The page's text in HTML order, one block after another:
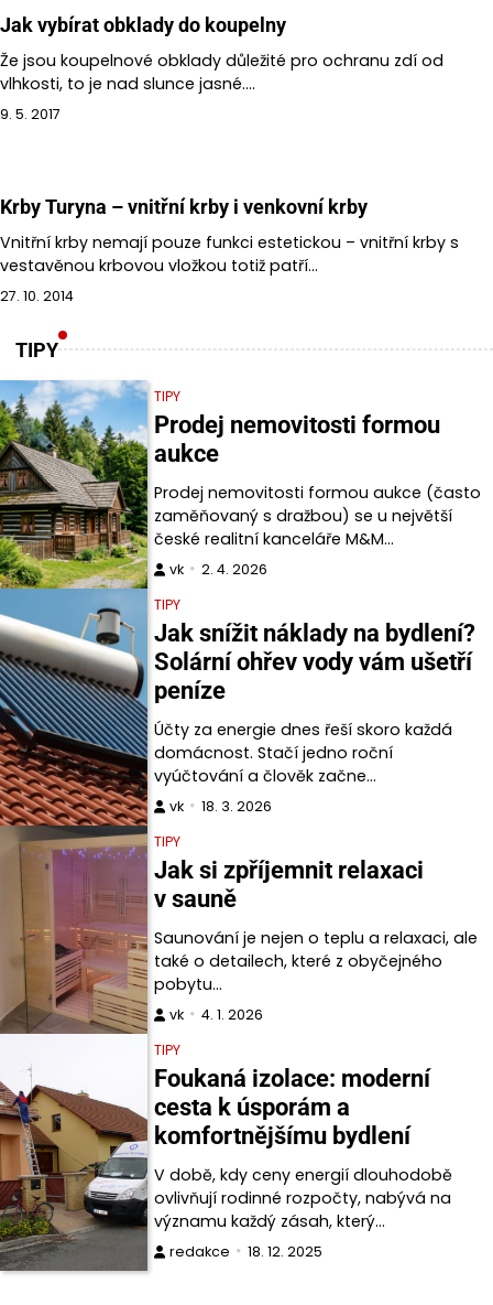
Jak vybírat obklady do koupelny
Že jsou koupelnové obklady důležité pro ochranu zdí od
vlhkosti, to je nad slunce jasné.…
9. 5. 2017
Krby Turyna – vnitřní krby i venkovní krby
Vnitřní krby nemají pouze funkci estetickou – vnitřní krby s
vestavěnou krbovou vložkou totiž patří…
27. 10. 2014
TIPY
TIPY
Prodej nemovitosti formou
aukce
Prodej nemovitosti formou aukce (často
zaměňovaný s dražbou) se u největší
české realitní kanceláře M&M…
vk
2. 4. 2026
TIPY
Jak snížit náklady na bydlení?
Solární ohřev vody vám ušetří
peníze
Účty za energie dnes řeší skoro každá
domácnost. Stačí jedno roční
vyúčtování a člověk začne…
vk
18. 3. 2026
TIPY
Jak si zpříjemnit relaxaci
v sauně
Saunování je nejen o teplu a relaxaci, ale
také o detailech, které z obyčejného
pobytu…
vk
4. 1. 2026
TIPY
Foukaná izolace: moderní
cesta k úsporám a
komfortnějšímu bydlení
V době, kdy ceny energií dlouhodobě
ovlivňují rodinné rozpočty, nabývá na
významu každý zásah, který…
redakce 18. 12. 2025